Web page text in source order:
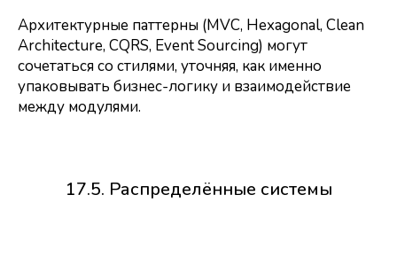
Архитектурные паттерны (MVC, Hexagonal, Clean
Architecture, CQRS, Event Sourcing) могут
сочетаться со стилями, уточняя, как именно
упаковывать бизнес-логику и взаимодействие
между модулями.
17.5. Распределённые системы